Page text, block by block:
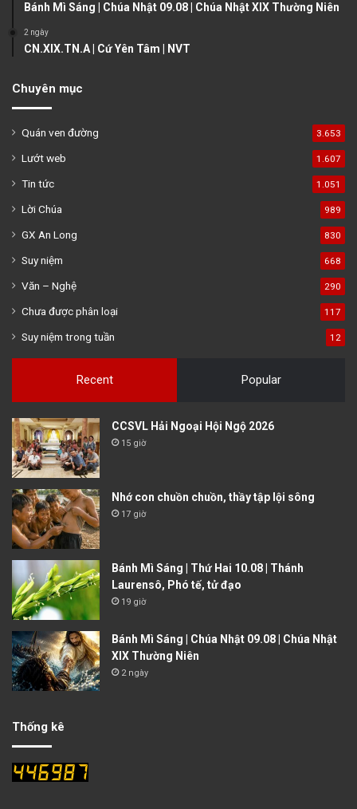
Bánh Mì Sáng | Chúa Nhật 09.08 | Chúa Nhật XIX Thường Niên
2 ngày
CN.XIX.TN.A | Cứ Yên Tâm | NVT
Chuyên mục
Quán ven đường 3.653
Lướt web 1.607
Tin tức 1.051
Lời Chúa 989
GX An Long 830
Suy niệm 668
Văn – Nghệ 290
Chưa được phân loại 117
Suy niệm trong tuần 12
Recent Popular
CCSVL Hải Ngoại Hội Ngộ 2026
15 giờ
Nhớ con chuồn chuồn, thầy tập lội sông
17 giờ
Bánh Mì Sáng | Thứ Hai 10.08 | Thánh
Laurensô, Phó tế, tử đạo
19 giờ
Bánh Mì Sáng | Chúa Nhật 09.08 | Chúa Nhật
XIX Thường Niên
2 ngày
Thống kê